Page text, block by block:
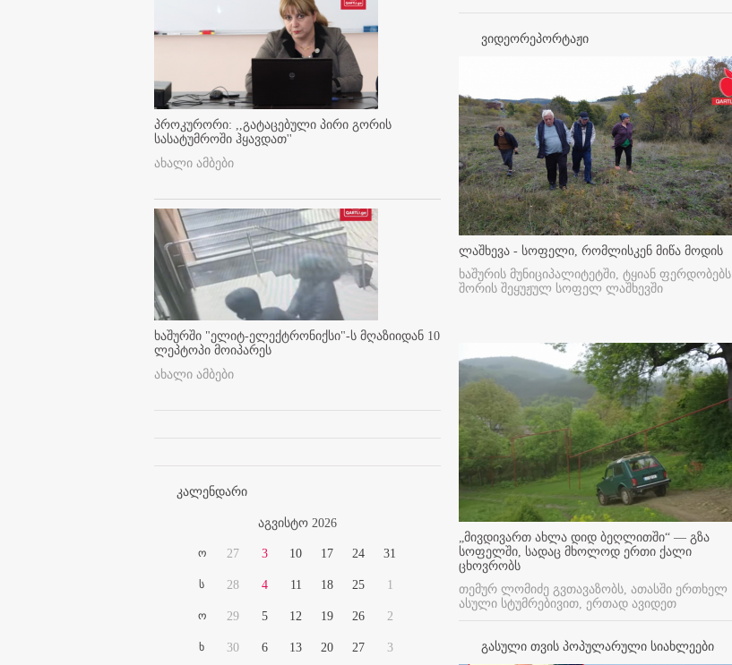
პროკურორი: ,,გატაცებული პირი გორის
სასატუმროში ჰყავდათ''
ახალი ამბები
ხაშურში "ელიტ-ელექტრონიქსი"-ს მღაზიიდან 10
ლეპტოპი მოიპარეს
ახალი ამბები
კალენდარი
აგვისტო 2026
ო
ს
ო
ხ
27
28
29
30
3
4
5
6
10
11
12
13
17
18
19
20
24
25
26
27
31
1
2
3
ვიდეორეპორტაჟი
ლაშხევა - სოფელი, რომლისკენ მიწა მოდის
ხაშურის მუნიციპალიტეტში, ტყიან ფერდობებს
შორის შეყუჟულ სოფელ ლაშხევში
„მივდივართ ახლა დიდ ბეღლითში“ — გზა
სოფელში, სადაც მხოლოდ ერთი ქალი
ცხოვრობს
თემურ ლომიძე გვთავაზობს, ათასში ერთხელ
ასული სტუმრებივით, ერთად ავიდეთ
გასული თვის პოპულარული სიახლეები